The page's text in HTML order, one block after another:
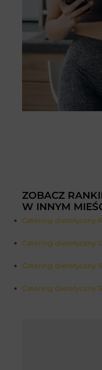
ZOBACZ
W INNYM
Catering dietetyczny
Catering dietetyczny
Catering dietetyczny
Catering dietetyczny